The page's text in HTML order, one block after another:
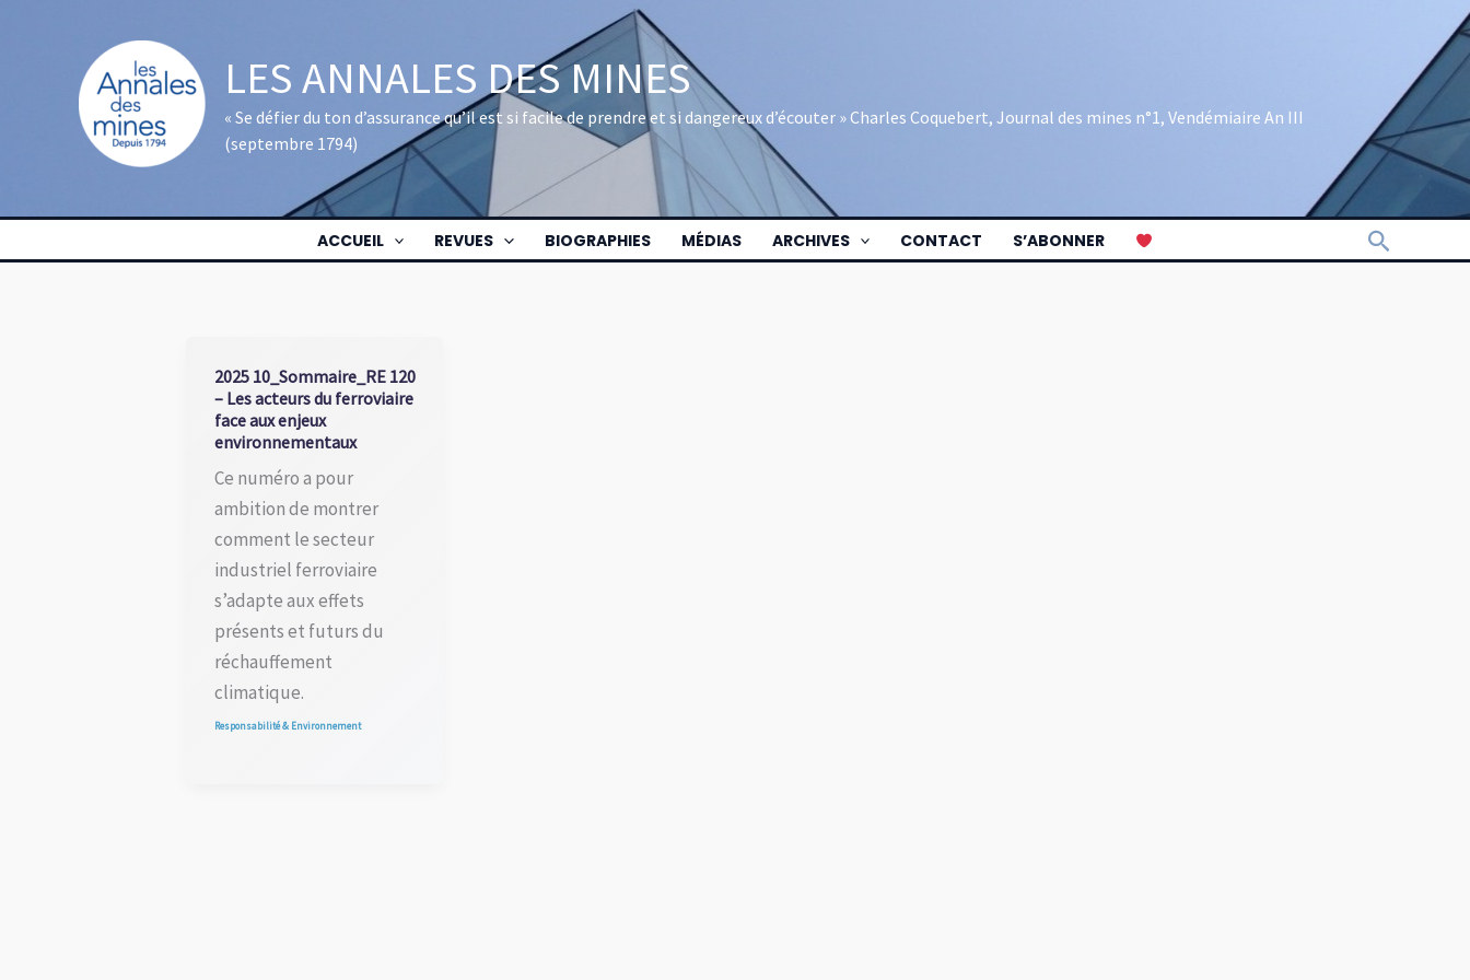
LES ANNALES DES MINES
« Se défier du ton d’assurance qu’il est si facile de prendre et si dangereux d’écouter » Charles Coquebert, Journal des mines n°1, Vendémiaire An III
(septembre 1794)
ACCUEIL REVUES BIOGRAPHIES MÉDIAS ARCHIVES CONTACT S’ABONNER
2025 10_Sommaire_RE 120
– Les acteurs du ferroviaire
face aux enjeux
environnementaux
Ce numéro a pour
ambition de montrer
comment le secteur
industriel ferroviaire
s’adapte aux effets
présents et futurs du
réchauffement
climatique.
Responsabilité & Environnement